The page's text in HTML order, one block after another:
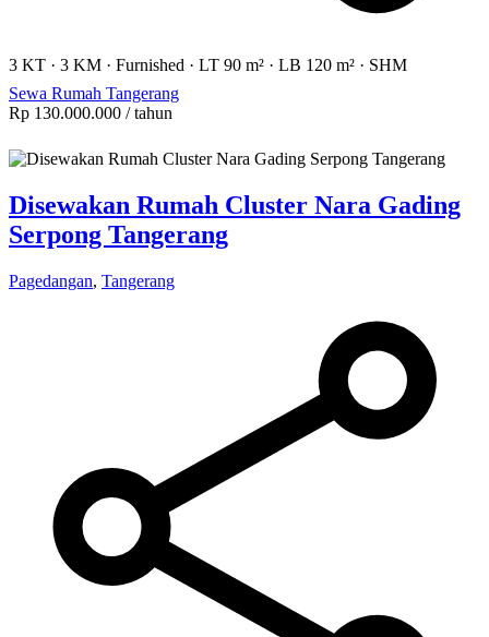
3 KT · 3 KM · Furnished · LT 90 m² · LB 120 m² · SHM
Sewa Rumah Tangerang
Rp 130.000.000 / tahun
Disewakan Rumah Cluster Nara Gading
Serpong Tangerang
Pagedangan, Tangerang